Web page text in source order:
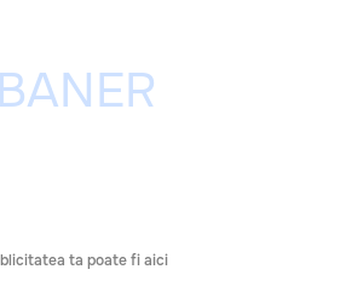
ta poate fi aici